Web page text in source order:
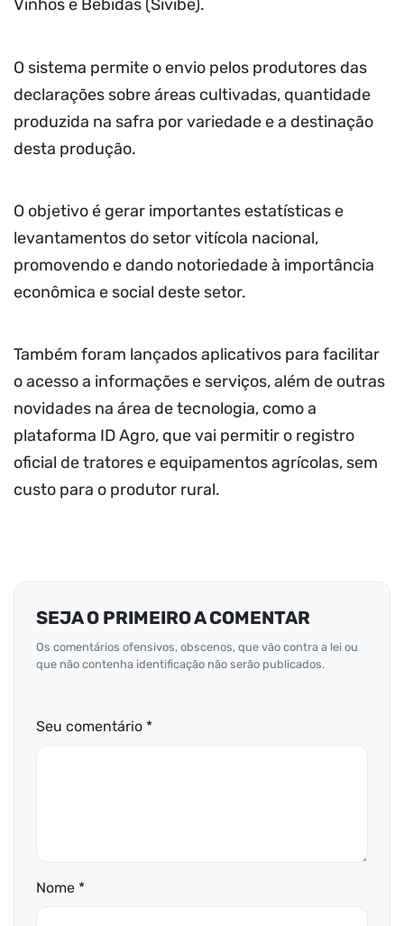
Vinhos e Bebidas (Sivibe).
O sistema permite o envio pelos produtores das
declarações sobre áreas cultivadas, quantidade
produzida na safra por variedade e a destinação
desta produção.
O objetivo é gerar importantes estatísticas e
levantamentos do setor vitícola nacional,
promovendo e dando notoriedade à importância
econômica e social deste setor.
Também foram lançados aplicativos para facilitar
o acesso a informações e serviços, além de outras
novidades na área de tecnologia, como a
plataforma ID Agro, que vai permitir o registro
oficial de tratores e equipamentos agrícolas, sem
custo para o produtor rural.
SEJA O PRIMEIRO A COMENTAR
Os comentários ofensivos, obscenos, que vão contra a lei ou
que não contenha identificação não serão publicados.
Seu comentário *
Nome *